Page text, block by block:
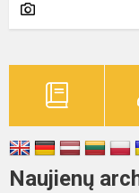
Naujienų